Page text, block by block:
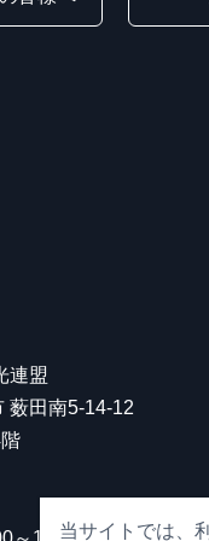
連盟
薮田南5-14-12
当サイトでは、